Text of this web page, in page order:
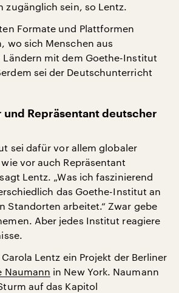
zugänglich sein, so Lentz.
Formate und Plattformen
wo sich Menschen aus
mit dem Goethe-Institut
sei der Deutschunterricht
und Repräsentant deutscher
sei dafür vor allem globaler
vor auch Repräsentant
Lentz. „Was ich faszinierend
das Goethe-Institut an
Standorten arbeitet.“ Zwar gebe
Aber jedes Institut reagiere
Lentz ein Projekt der Berliner
Naumann in New York. Naumann
auf das Kapitol